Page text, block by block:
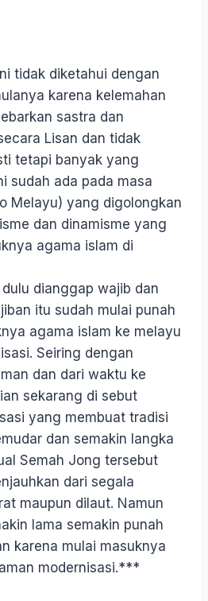
tidak diketahui dengan
karena kelemahan
sastra dan
Lisan dan tidak
tetapi banyak yang
sudah ada pada masa
Melayu) yang digolongkan
dan dinamisme yang
agama islam di
dianggap wajib dan
itu sudah mulai punah
agama islam ke melayu
Seiring dengan
dan dari waktu ke
sekarang di sebut
yang membuat tradisi
dan semakin langka
Semah Jong tersebut
dari segala
maupun dilaut. Namun
lama semakin punah
karena mulai masuknya
modernisasi.***